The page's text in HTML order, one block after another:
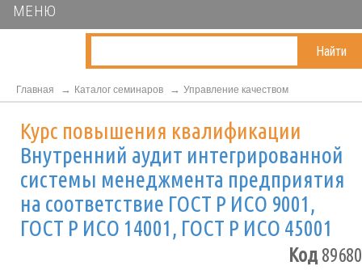
МЕНЮ
Найти
Главная Каталог семинаров Управление качеством
Курс повышения квалификации
Внутренний аудит интегрированной
системы менеджмента предприятия
на соответствие ГОСТ Р ИСО 9001,
ГОСТ Р ИСО 14001, ГОСТ Р ИСО 45001
Код89680